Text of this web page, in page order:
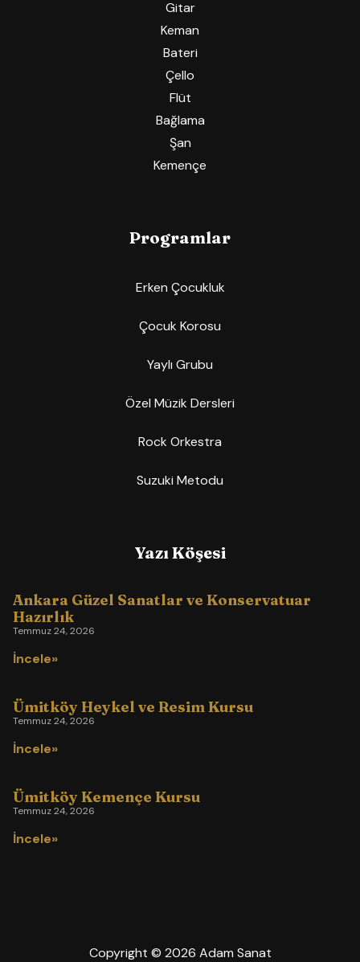
Gitar
Keman
Bateri
Çello
Flüt
Bağlama
Şan
Kemençe
Programlar
Erken Çocukluk
Çocuk Korosu
Yaylı Grubu
Özel Müzik Dersleri
Rock Orkestra
Suzuki Metodu
Yazı Köşesi
Ankara Güzel Sanatlar ve Konservatuar
Hazırlık
Temmuz 24, 2026
İncele»
Ümitköy Heykel ve Resim Kursu
Temmuz 24, 2026
İncele»
Ümitköy Kemençe Kursu
Temmuz 24, 2026
İncele»
Copyright © 2026 Adam Sanat